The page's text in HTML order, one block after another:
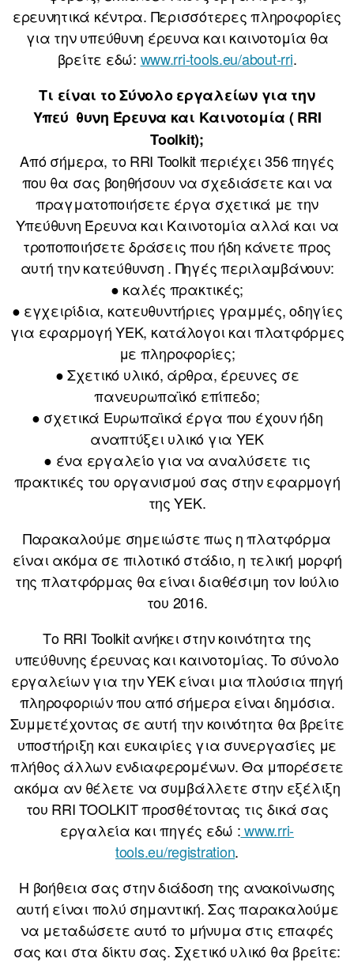
ερευνητικά κέντρα. Περισσότερες πληροφορίες
για την υπεύθυνη έρευνα και καινοτομία θα
βρείτε εδώ: www.rri-tools.eu/about-rri.
Τι είναι το Σύνολο εργαλείων για την
Υπεύ θυνη Έρευνα και Καινοτομία ( RRI
Toolkit);
Από σήμερα, το RRI Toolkit περιέχει 356 πηγές
που θα σας βοηθήσουν να σχεδιάσετε και να
πραγματοποιήσετε έργα σχετικά με την
Υπεύθυνη Έρευνα και Καινοτομία αλλά και να
τροποποιήσετε δράσεις που ήδη κάνετε προς
αυτή την κατεύθυνση . Πηγές περιλαμβάνουν:
● καλές πρακτικές;
● εγχειρίδια, κατευθυντήριες γραμμές, οδηγίες
για εφαρμογή ΥΕΚ, κατάλογοι και πλατφόρμες
με πληροφορίες;
● Σχετικό υλικό, άρθρα, έρευνες σε
πανευρωπαϊκό επίπεδο;
● σχετικά Ευρωπαϊκά έργα που έχουν ήδη
αναπτύξει υλικό για ΥΕΚ
● ένα εργαλείο για να αναλύσετε τις
πρακτικές του οργανισμού σας στην εφαρμογή
της ΥΕΚ.
Παρακαλούμε σημειώστε πως η πλατφόρμα
είναι ακόμα σε πιλοτικό στάδιο, η τελική μορφή
της πλατφόρμας θα είναι διαθέσιμη τον Ιούλιο
του 2016.
Το RRI Toolkit ανήκει στην κοινότητα της
υπεύθυνης έρευνας και καινοτομίας. To σύνολο
εργαλείων για την ΥΕΚ είναι μια πλούσια πηγή
πληροφοριών που από σήμερα είναι δημόσια.
Συμμετέχοντας σε αυτή την κοινότητα θα βρείτε
υποστήριξη και ευκαιρίες για συνεργασίες με
πλήθος άλλων ενδιαφερομένων. Θα μπορέσετε
ακόμα αν θέλετε να συμβάλλετε στην εξέλιξη
του RRI TOOLKIT προσθέτοντας τις δικά σας
εργαλεία και πηγές εδώ :www.rri-
tools.eu/registration.
Η βοήθεια σας στην διάδοση της ανακοίνωσης
αυτή είναι πολύ σημαντική. Σας παρακαλούμε
να μεταδώσετε αυτό το μήνυμα στις επαφές
σας και στα δίκτυ σας. Σχετικό υλικό θα βρείτε: